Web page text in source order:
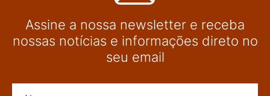
Assine a nossa newsletter e receba
nossas notícias e informações direto no
seu email